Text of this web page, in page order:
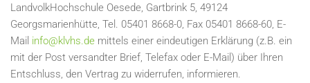
LandvolkHochschule Oesede, Gartbrink 5, 49124
Georgsmarienhütte, Tel. 05401 8668-0, Fax 05401 8668-60, E-
Mail info@klvhs.de mittels einer eindeutigen Erklärung (z.B. ein
mit der Post versandter Brief, Telefax oder E-Mail) über Ihren
Entschluss, den Vertrag zu widerrufen, informieren.